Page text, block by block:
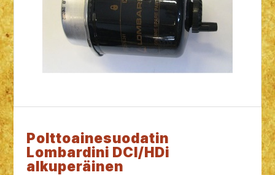
Polttoainesuodatin
Lombardini DCI/HDi
alkuperäinen